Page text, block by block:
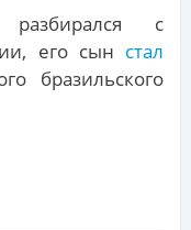
разбирался с
его сын стал
бразильского